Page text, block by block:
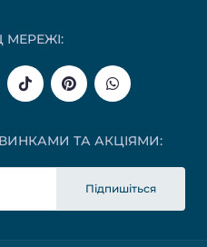
МЕРЕЖІ:
ТА АКЦІЯМИ:
Підпишіться